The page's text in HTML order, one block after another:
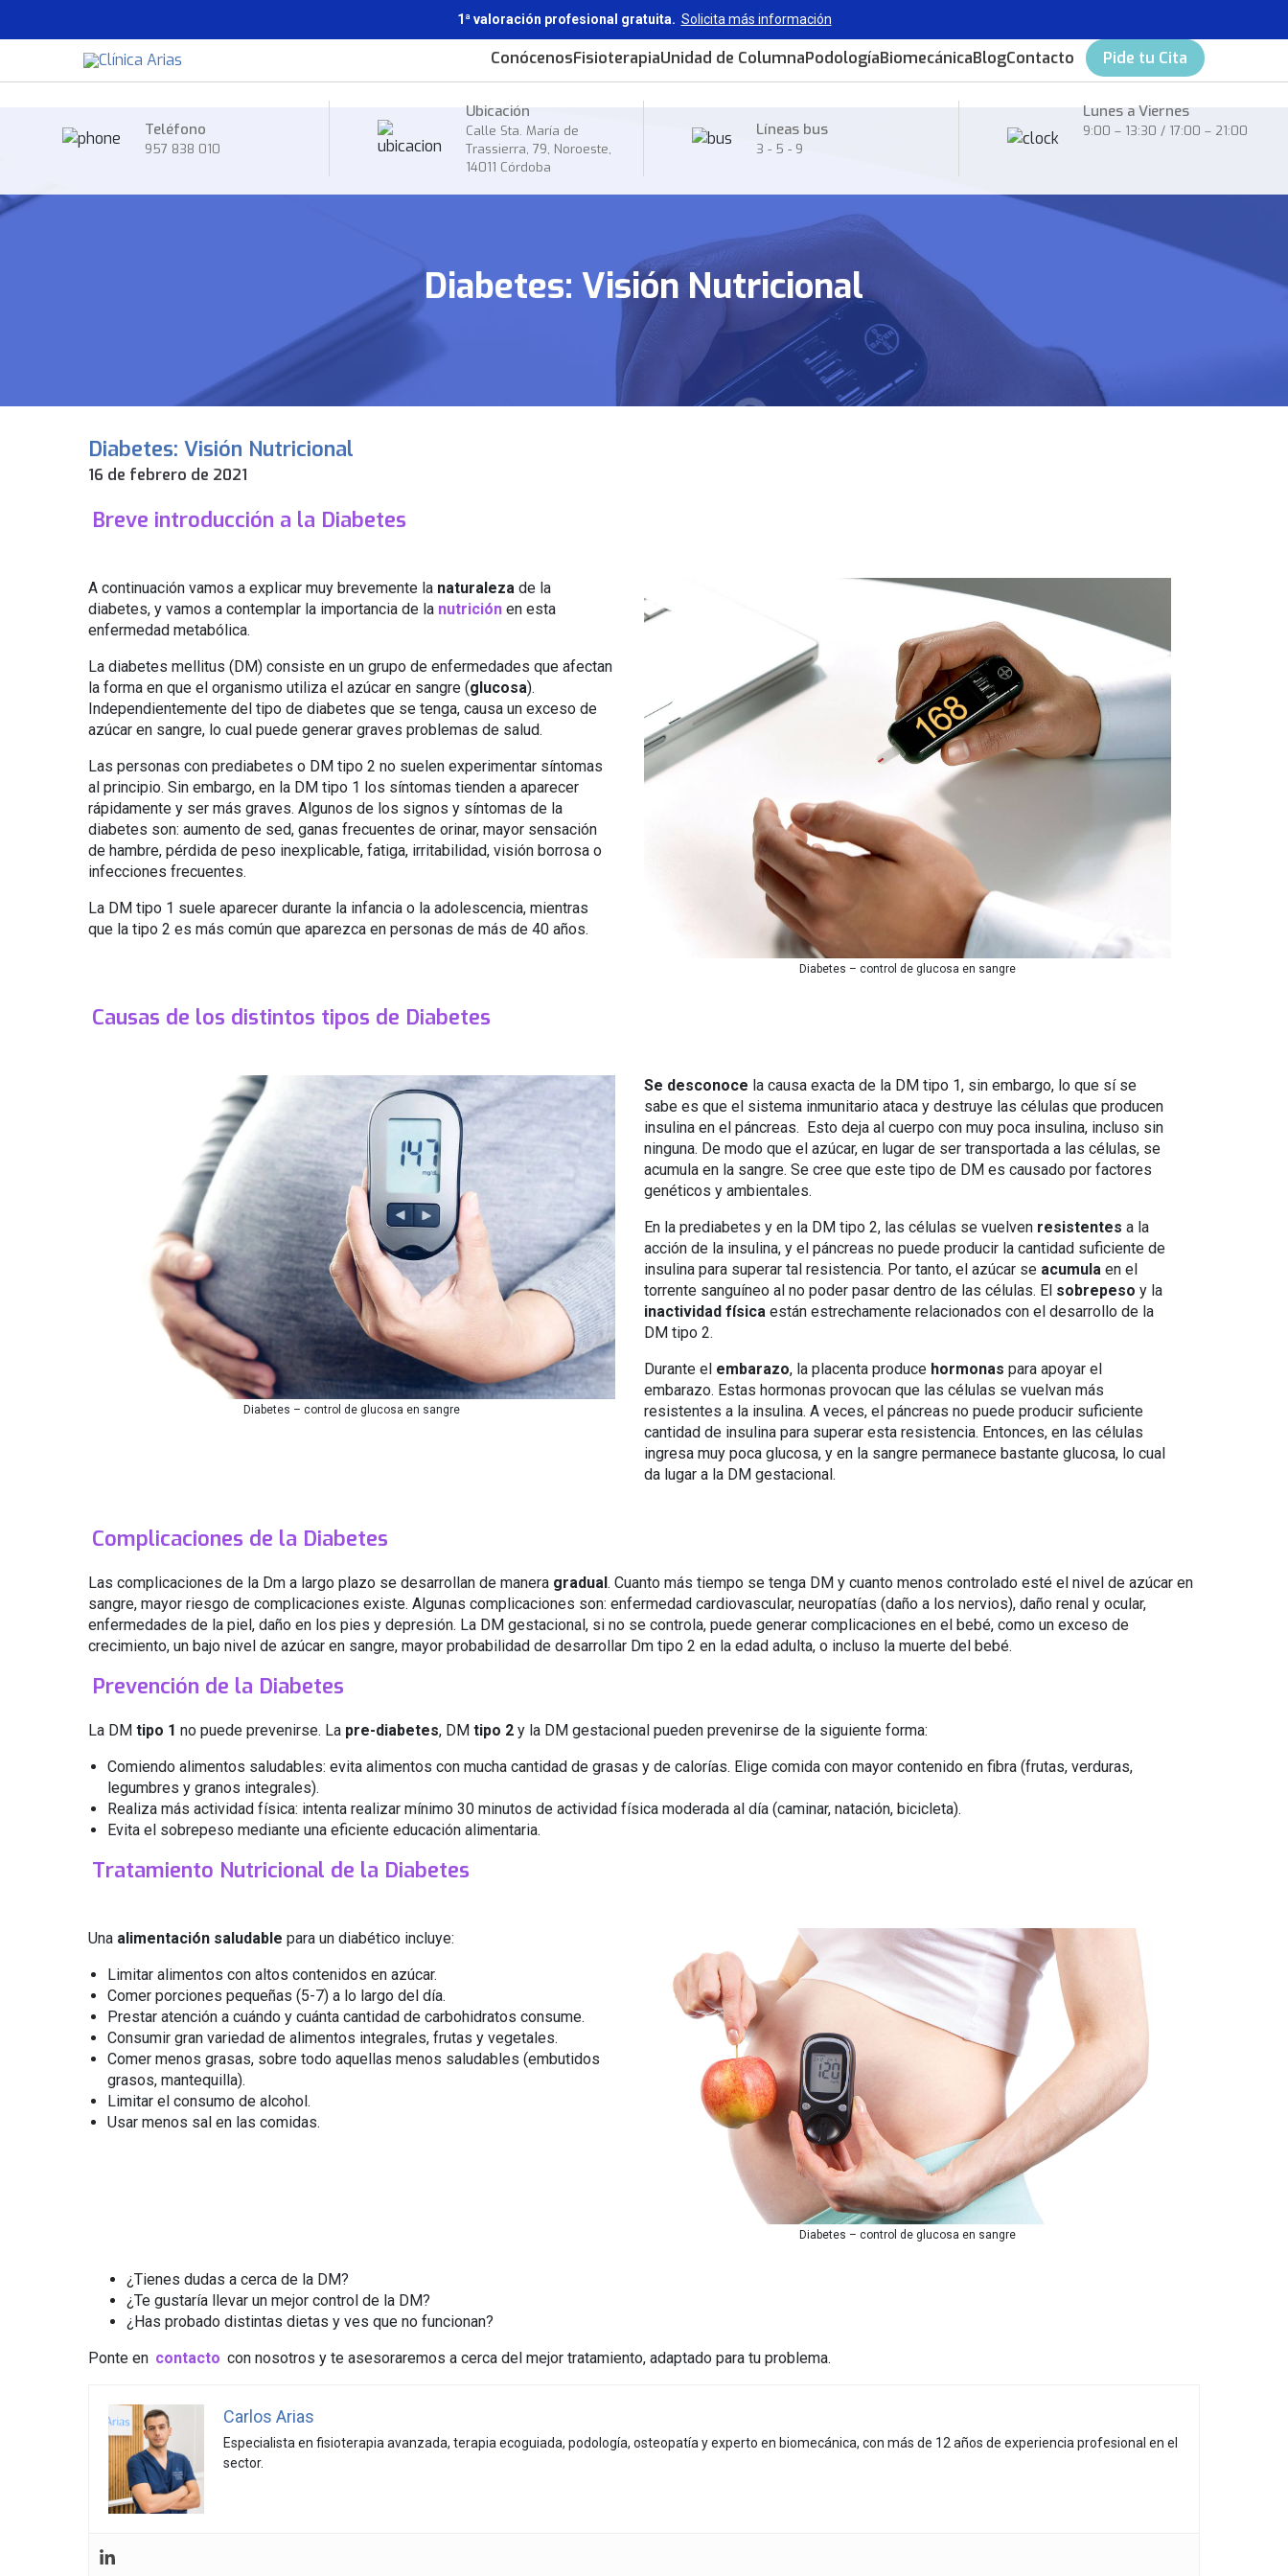
1ª valoración profesional gratuita. Solicita más información
ConócenosFisioterapiaUnidad de ColumnaPodologíaBiomecánicaBlogContacto Pide tu Cita
Teléfono
957 838 010
Ubicación
Calle Sta. María de
Trassierra, 79, Noroeste,
14011 Córdoba
Líneas bus
3 - 5 - 9
Lunes a Viernes
9:00 – 13:30 / 17:00 – 21:00
Diabetes: Visión Nutricional
Diabetes: Visión Nutricional
16 de febrero de 2021
Breve introducción a la Diabetes
A continuación vamos a explicar muy brevemente la naturaleza de la
diabetes, y vamos a contemplar la importancia de la nutrición en esta
enfermedad metabólica.
La diabetes mellitus (DM) consiste en un grupo de enfermedades que afectan
la forma en que el organismo utiliza el azúcar en sangre (glucosa).
Independientemente del tipo de diabetes que se tenga, causa un exceso de
azúcar en sangre, lo cual puede generar graves problemas de salud.
Las personas con prediabetes o DM tipo 2 no suelen experimentar síntomas
al principio. Sin embargo, en la DM tipo 1 los síntomas tienden a aparecer
rápidamente y ser más graves. Algunos de los signos y síntomas de la
diabetes son: aumento de sed, ganas frecuentes de orinar, mayor sensación
de hambre, pérdida de peso inexplicable, fatiga, irritabilidad, visión borrosa o
infecciones frecuentes.
La DM tipo 1 suele aparecer durante la infancia o la adolescencia, mientras
que la tipo 2 es más común que aparezca en personas de más de 40 años.
Diabetes – control de glucosa en sangre
Causas de los distintos tipos de Diabetes
Diabetes – control de glucosa en sangre
Se desconoce la causa exacta de la DM tipo 1, sin embargo, lo que sí se
sabe es que el sistema inmunitario ataca y destruye las células que producen
insulina en el páncreas. Esto deja al cuerpo con muy poca insulina, incluso sin
ninguna. De modo que el azúcar, en lugar de ser transportada a las células, se
acumula en la sangre. Se cree que este tipo de DM es causado por factores
genéticos y ambientales.
En la prediabetes y en la DM tipo 2, las células se vuelven resistentes a la
acción de la insulina, y el páncreas no puede producir la cantidad suficiente de
insulina para superar tal resistencia. Por tanto, el azúcar se acumula en el
torrente sanguíneo al no poder pasar dentro de las células. El sobrepeso y la
inactividad física están estrechamente relacionados con el desarrollo de la
DM tipo 2.
Durante el embarazo, la placenta produce hormonas para apoyar el
embarazo. Estas hormonas provocan que las células se vuelvan más
resistentes a la insulina. A veces, el páncreas no puede producir suficiente
cantidad de insulina para superar esta resistencia. Entonces, en las células
ingresa muy poca glucosa, y en la sangre permanece bastante glucosa, lo cual
da lugar a la DM gestacional.
Complicaciones de la Diabetes
Las complicaciones de la Dm a largo plazo se desarrollan de manera gradual. Cuanto más tiempo se tenga DM y cuanto menos controlado esté el nivel de azúcar en
sangre, mayor riesgo de complicaciones existe. Algunas complicaciones son: enfermedad cardiovascular, neuropatías (daño a los nervios), daño renal y ocular,
enfermedades de la piel, daño en los pies y depresión. La DM gestacional, si no se controla, puede generar complicaciones en el bebé, como un exceso de
crecimiento, un bajo nivel de azúcar en sangre, mayor probabilidad de desarrollar Dm tipo 2 en la edad adulta, o incluso la muerte del bebé.
Prevención de la Diabetes
La DM tipo 1 no puede prevenirse. La pre-diabetes, DM tipo 2 y la DM gestacional pueden prevenirse de la siguiente forma:
Comiendo alimentos saludables: evita alimentos con mucha cantidad de grasas y de calorías. Elige comida con mayor contenido en fibra (frutas, verduras,
legumbres y granos integrales).
Realiza más actividad física: intenta realizar mínimo 30 minutos de actividad física moderada al día (caminar, natación, bicicleta).
Evita el sobrepeso mediante una eficiente educación alimentaria.
Tratamiento Nutricional de la Diabetes
Una alimentación saludable para un diabético incluye:
Limitar alimentos con altos contenidos en azúcar.
Comer porciones pequeñas (5-7) a lo largo del día.
Prestar atención a cuándo y cuánta cantidad de carbohidratos consume.
Consumir gran variedad de alimentos integrales, frutas y vegetales.
Comer menos grasas, sobre todo aquellas menos saludables (embutidos
grasos, mantequilla).
Limitar el consumo de alcohol.
Usar menos sal en las comidas.
Diabetes – control de glucosa en sangre
¿Tienes dudas a cerca de la DM?
¿Te gustaría llevar un mejor control de la DM?
¿Has probado distintas dietas y ves que no funcionan?
Ponte en contacto con nosotros y te asesoraremos a cerca del mejor tratamiento, adaptado para tu problema.
Carlos Arias
Especialista en fisioterapia avanzada, terapia ecoguiada, podología, osteopatía y experto en biomecánica, con más de 12 años de experiencia profesional en el
sector.